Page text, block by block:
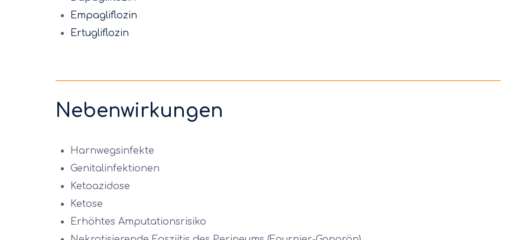
Empagliflozin
Ertugliflozin
Nebenwirkungen
Harnwegsinfekte
Genitalinfektionen
Ketoazidose
Ketose
Erhöhtes Amputationsrisiko